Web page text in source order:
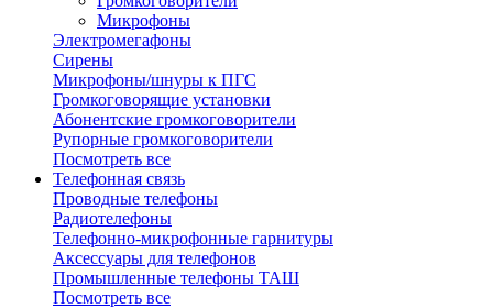
Микрофоны
Электромегафоны
Сирены
Микрофоны/шнуры к ПГС
Громкоговорящие установки
Абонентские громкоговорители
Рупорные громкоговорители
Посмотреть все
Телефонная связь
Проводные телефоны
Радиотелефоны
Телефонно-микрофонные гарнитуры
Аксессуары для телефонов
Промышленные телефоны ТАШ
Посмотреть все